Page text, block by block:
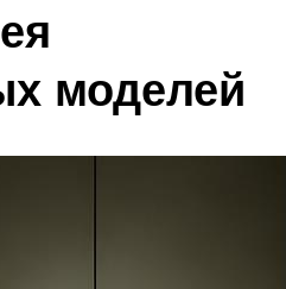
моделей